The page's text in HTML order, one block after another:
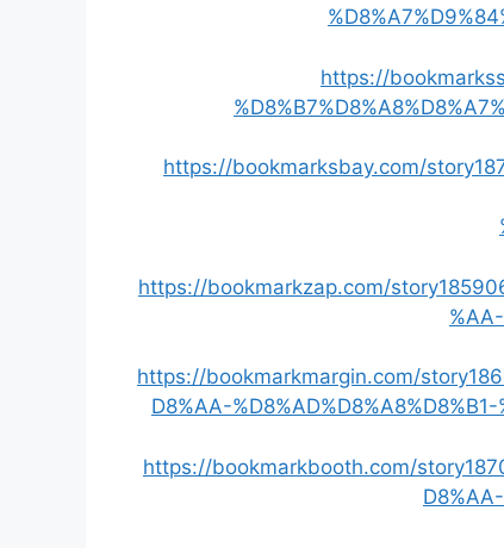
https://
https://bookmarksbay.com/
https://bookmarkzap.com/
https://bookmarkmargin.com/
D8%AA-
https://bookmarkbooth.com/